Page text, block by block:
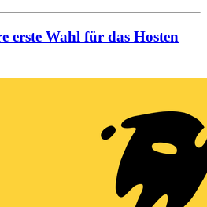
erste Wahl für das Hosten